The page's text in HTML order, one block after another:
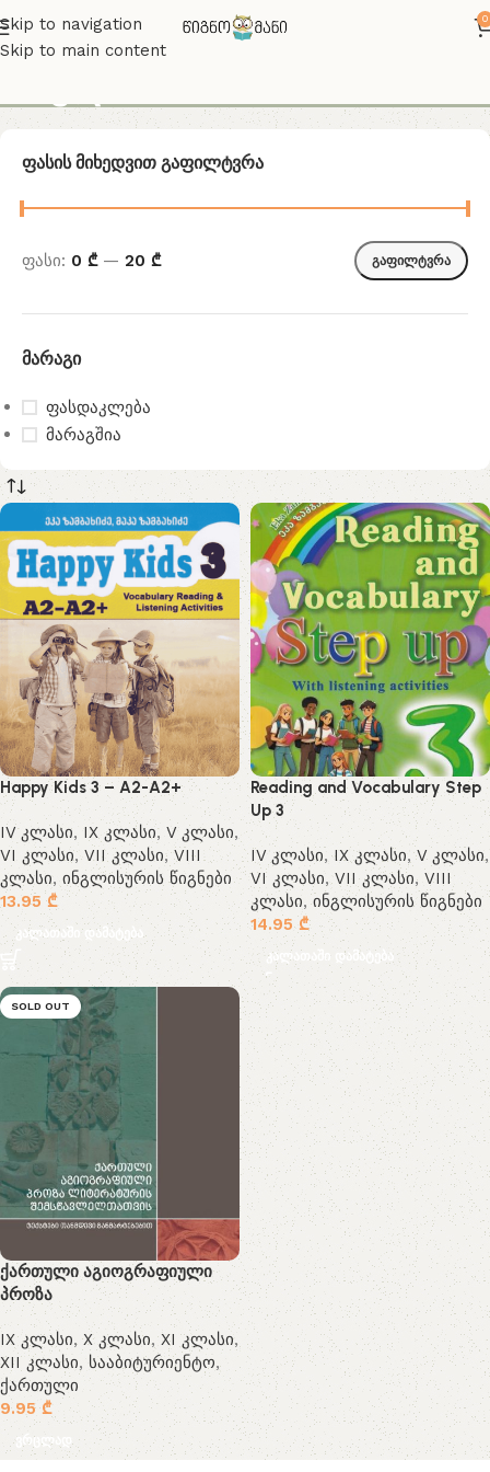
Skip to navigation
Skip to main content
0
Ფასის Მიხედვით Გაფილტვრა
გაფილტვრა
ფასი: 0 ₾— 20 ₾
Მარაგი
ფასდაკლება
მარაგშია
Happy Kids 3 – A2-A2+
IV კლასი, IX კლასი, V კლასი,
VI კლასი,VII კლასი,VIII
კლასი, ინგლისურის წიგნები
13.95₾
კალათაში დამატება
Reading and Vocabulary Step
Up 3
IV კლასი,IX კლასი,V კლასი,
VI კლასი,VII კლასი, VIII
კლასი,ინგლისურის წიგნები
14.95₾
კალათაში დამატება
SOLD OUT
ქართული აგიოგრაფიული
პროზა
IX კლასი,X კლასი,XI კლასი,
XII კლასი, სააბიტურიენტო,
ქართული
9.95₾
ვრცლად